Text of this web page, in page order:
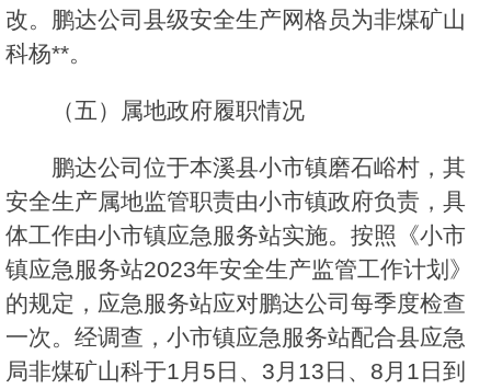
改。鹏达公司县级安全生产网格员为非煤矿山
科杨**。
（五）属地政府履职情况
鹏达公司位于本溪县小市镇磨石峪村，其
安全生产属地监管职责由小市镇政府负责，具
体工作由小市镇应急服务站实施。按照《小市
镇应急服务站2023年安全生产监管工作计划》
的规定，应急服务站应对鹏达公司每季度检查
一次。经调查，小市镇应急服务站配合县应急
局非煤矿山科于1月5日、3月13日、8月1日到